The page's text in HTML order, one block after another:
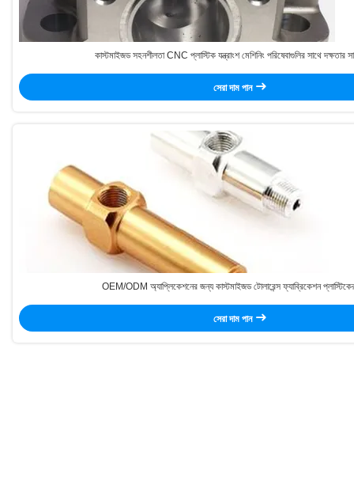
কাস্টমাইজড সহনশীলতা CNC প্লাস্টিক যন্ত্রাংশ মেশিনিং পরিষেবাগুলির সাথে দক্ষতার
সেরা দাম পান
OEM/ODM অ্যাপ্লিকেশনের জন্য কাস্টমাইজড টোলারেন্স ফ্যাব্রিকেশন
সেরা দাম পান